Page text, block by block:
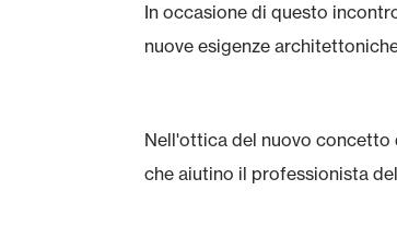
In occasione di questo
nuove esigenze
Nell'ottica del nuovo
che aiutino il professionista